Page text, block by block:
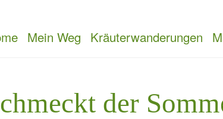
Mein Weg Kräuterwanderungen
der